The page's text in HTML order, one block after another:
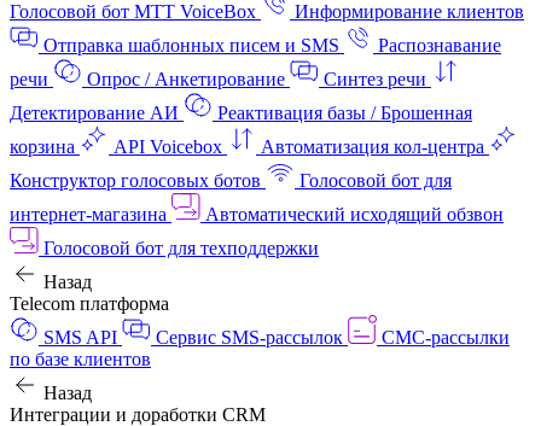
Голосовой бот МТТ VoiceBox
Информирование клиентов
Отправка шаблонных писем и SMS
Распознавание
речи
Опрос / Анкетирование
Синтез речи
Детектирование АИ
Реактивация базы / Брошенная
корзина
API Voicebox
Автоматизация кол‑центра
Конструктор голосовых ботов
Голосовой бот для
интернет‑магазина
Автоматический исходящий обзвон
Голосовой бот для техподдержки
Назад
Telecom платформа
SMS API
Сервис SMS-рассылок
СМС-рассылки
по базе клиентов
Назад
Интеграции и доработки CRM